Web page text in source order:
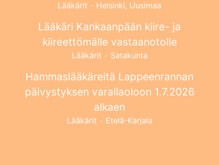
Lääkärit · Helsinki, Uusimaa
Lääkäri Kankaanpään kiire- ja
kiireettömälle vastaanotolle
Lääkärit · Satakunta
Hammaslääkäreitä Lappeenrannan
päivystyksen varallaoloon 1.7.2026
alkaen
Lääkärit · Etelä-Karjala